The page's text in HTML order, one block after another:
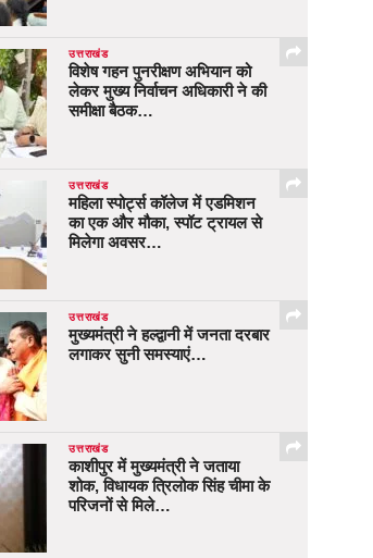
उत्तराखंड
विशेष गहन पुनरीक्षण अभियान को
लेकर मुख्य निर्वाचन अधिकारी ने की
समीक्षा बैठक…
उत्तराखंड
महिला स्पोर्ट्स कॉलेज में एडमिशन
का एक और मौका, स्पॉट ट्रायल से
मिलेगा अवसर…
उत्तराखंड
मुख्यमंत्री ने हल्द्वानी में जनता दरबार
लगाकर सुनी समस्याएं…
उत्तराखंड
काशीपुर में मुख्यमंत्री ने जताया
शोक, विधायक त्रिलोक सिंह चीमा के
परिजनों से मिले…